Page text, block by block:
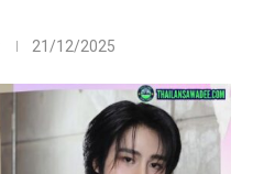
21/12/2025